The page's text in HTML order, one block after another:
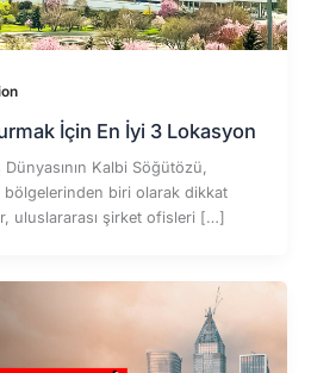
İçin En İyi 3 Lokasyon
Kalbi Söğütözü,
bölgelerinden biri olarak dikkat
uluslararası şirket ofisleri […]